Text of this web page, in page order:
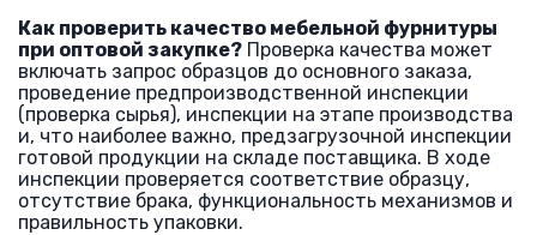
Как проверить качество мебельной фурнитуры
при оптовой закупке? Проверка качества может
включать запрос образцов до основного заказа,
проведение предпроизводственной инспекции
(проверка сырья), инспекции на этапе производства
и, что наиболее важно, предзагрузочной инспекции
готовой продукции на складе поставщика. В ходе
инспекции проверяется соответствие образцу,
отсутствие брака, функциональность механизмов и
правильность упаковки.